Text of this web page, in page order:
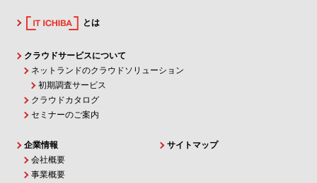
とは
クラウドサービスについて
ネットランドのクラウドソリューション
初期調査サービス
クラウドカタログ
セミナーのご案内
企業情報
会社概要
事業概要
サイトマップ